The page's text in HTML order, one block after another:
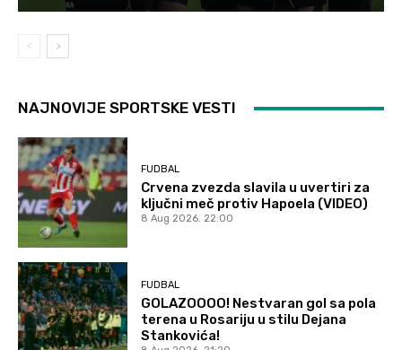
NAJNOVIJE SPORTSKE VESTI
FUDBAL
Crvena zvezda slavila u uvertiri za
ključni meč protiv Hapoela (VIDEO)
8 Aug 2026. 22:00
FUDBAL
GOLAZOOOO! Nestvaran gol sa pola
terena u Rosariju u stilu Dejana
Stankovića!